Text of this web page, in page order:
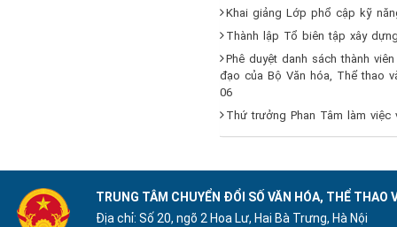
Khai giảng Lớp phổ cập kỹ
Thành lập Tổ biên tập xây
Phê duyệt danh sách thành
đạo của Bộ Văn hóa, Thể thao
06
Thứ trưởng Phan Tâm làm
TRUNG TÂM CHUYỂN ĐỔI SỐ VĂN HÓA, THỂ THAO
Địa chỉ: Số 20, ngõ 2 Hoa Lư, Hai Bà Trưng, Hà Nội